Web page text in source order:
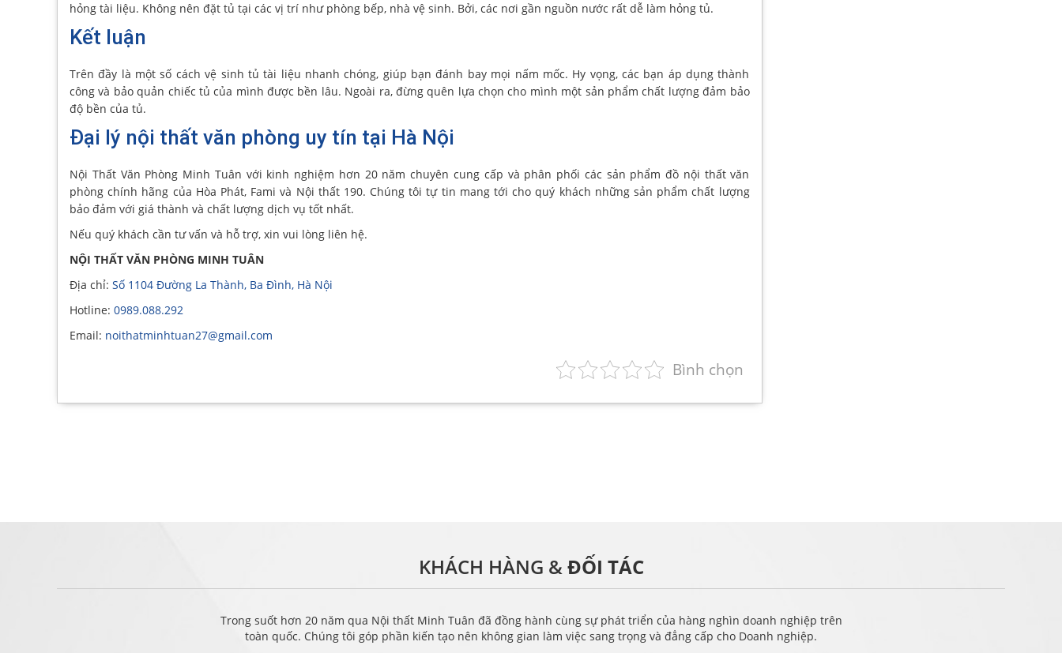
hỏng tài liệu. Không nên đặt tủ tại các vị trí như phòng bếp, nhà vệ sinh. Bởi, các nơi gần nguồn nước rất dễ làm hỏng tủ.
Kết luận
Trên đầy là một số cách vệ sinh tủ tài liệu nhanh chóng, giúp bạn đánh bay mọi nấm mốc. Hy vọng, các bạn áp dụng thành
công và bảo quản chiếc tủ của mình được bền lâu. Ngoài ra, đừng quên lựa chọn cho mình một sản phẩm chất lượng đảm bảo
độ bền của tủ.
Đại lý nội thất văn phòng uy tín tại Hà Nội
Nội Thất Văn Phòng Minh Tuân với kinh nghiệm hơn 20 năm chuyên cung cấp và phân phối các sản phẩm đồ nội thất văn
phòng chính hãng của Hòa Phát, Fami và Nội thất 190. Chúng tôi tự tin mang tới cho quý khách những sản phẩm chất lượng
bảo đảm với giá thành và chất lượng dịch vụ tốt nhất.
Nếu quý khách cần tư vấn và hỗ trợ, xin vui lòng liên hệ.
NỘI THẤT VĂN PHÒNG MINH TUÂN
Địa chỉ: Số 1104 Đường La Thành, Ba Đình, Hà Nội
Hotline: 0989.088.292
Email: noithatminhtuan27@gmail.com
Bình chọn
KHÁCH HÀNG &ĐỐI TÁC
Trong suốt hơn 20 năm qua Nội thất Minh Tuân đã đồng hành cùng sự phát triển của hàng nghìn doanh nghiệp trên
toàn quốc. Chúng tôi góp phần kiến tạo nên không gian làm việc sang trọng và đẳng cấp cho Doanh nghiệp.